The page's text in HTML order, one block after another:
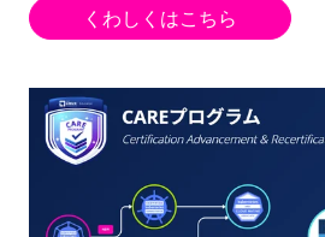
くわしくはこちら